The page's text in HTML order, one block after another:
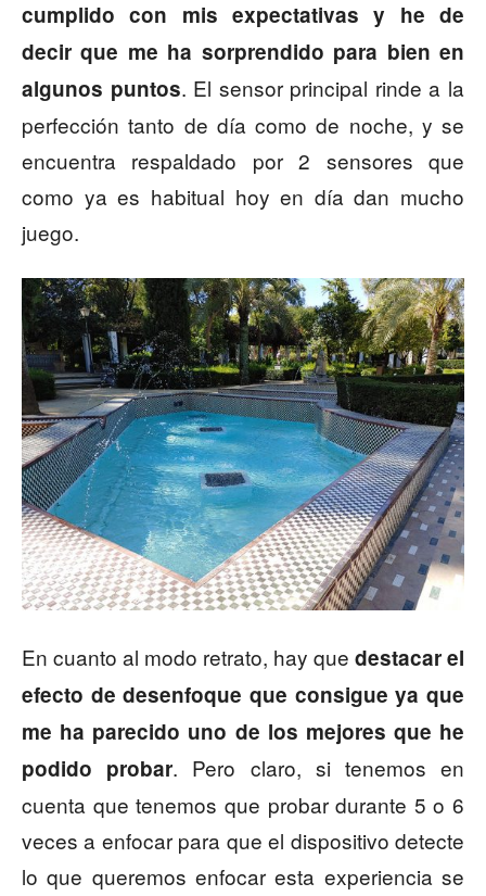
cumplido con mis expectativas y he de
decir que me ha sorprendido para bien en
algunos puntos. El sensor principal rinde a la
perfección tanto de día como de noche, y se
encuentra respaldado por 2 sensores que
como ya es habitual hoy en día dan mucho
juego.
En cuanto al modo retrato, hay que destacar el
efecto de desenfoque que consigue ya que
me ha parecido uno de los mejores que he
podido probar. Pero claro, si tenemos en
cuenta que tenemos que probar durante 5 o 6
veces a enfocar para que el dispositivo detecte
lo que queremos enfocar esta experiencia se